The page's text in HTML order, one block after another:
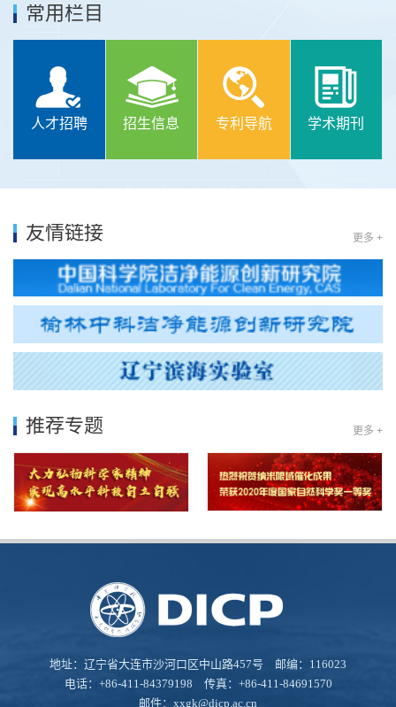
常用栏目
人才招聘 招生信息 专利导航 学术期刊
友情链接 更多 +
推荐专题 更多 +
地址：辽宁省大连市沙河口区中山路457号 邮编：116023
电话：+86-411-84379198 传真：+86-411-84691570
邮件： xxgk@dicp.ac.cn